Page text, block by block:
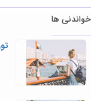
خواندنی ها